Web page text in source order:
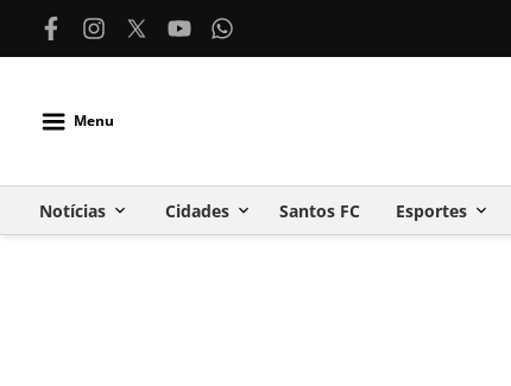
Menu
Notícias Cidades Santos FC Esportes